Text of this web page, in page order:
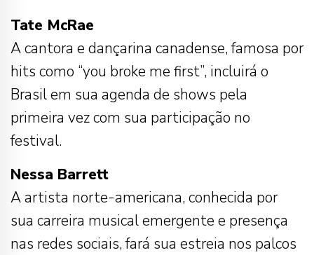
Tate McRae
A cantora e dançarina canadense, famosa por
hits como “you broke me first”, incluirá o
Brasil em sua agenda de shows pela
primeira vez com sua participação no
festival.
Nessa Barrett
A artista norte-americana, conhecida por
sua carreira musical emergente e presença
nas redes sociais, fará sua estreia nos palcos